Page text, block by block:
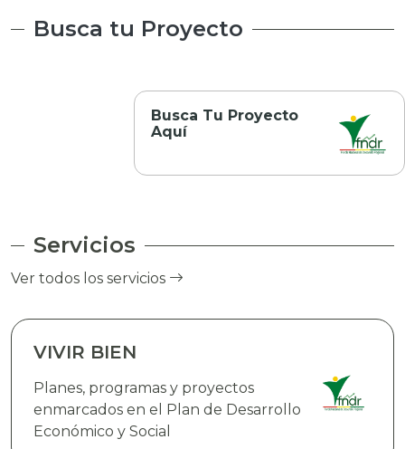
Busca tu Proyecto
Busca Tu Proyecto
Aquí
Servicios
Ver todos los servicios
VIVIR BIEN
Planes, programas y proyectos
enmarcados en el Plan de Desarrollo
Económico y Social